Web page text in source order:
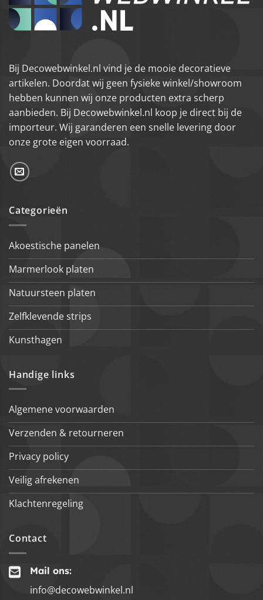
Bij Decowebwinkel.nl vind je de mooie decoratieve
artikelen. Doordat wij geen fysieke winkel/showroom
hebben kunnen wij onze producten extra scherp
aanbieden. Bij Decowebwinkel.nl koop je direct bij de
importeur. Wij garanderen een snelle levering door
onze grote eigen voorraad.
Categorieën
Akoestische panelen
Marmerlook platen
Natuursteen platen
Zelfklevende strips
Kunsthagen
Handige links
Algemene voorwaarden
Verzenden & retourneren
Privacy policy
Veilig afrekenen
Klachtenregeling
Contact
Mail ons:
info@decowebwinkel.nl